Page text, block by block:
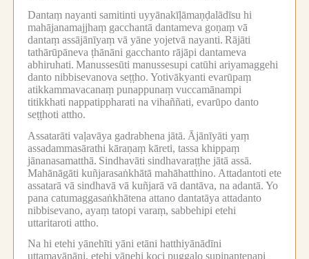
Dantaṃ nayanti samitinti uyyānakīḷāmaṇḍalādīsu hi
mahājanamajjhaṃ gacchantā dantameva goṇaṃ vā
dantaṃ assājānīyaṃ vā yāne yojetvā nayanti. Rājāti
tathārūpāneva ṭhānāni gacchanto rājāpi dantameva
abhiruhati. Manussesūti manussesupi catūhi ariyamaggehi
danto nibbisevanova seṭṭho. Yotivākyanti evarūpaṃ
atikkammavacanaṃ punappunaṃ vuccamānampi
titikkhati nappatippharati na vihaññati, evarūpo danto
seṭṭhoti attho.
Assatarāti vaḷavāya gadrabhena jātā. Ājānīyāti yaṃ
assadammasārathi kāraṇaṃ kāreti, tassa khippaṃ
jānanasamatthā. Sindhavāti sindhavaraṭṭhe jātā assā.
Mahānāgāti kuñjarasaṅkhātā mahāhatthino. Attadantoti ete
assatarā vā sindhavā vā kuñjarā vā dantāva, na adantā. Yo
pana catumaggasaṅkhātena attano dantatāya attadanto
nibbisevano, ayaṃ tatopi varaṃ, sabbehipi etehi
uttaritaroti attho.
Na hi etehi yānehīti yāni etāni hatthiyānādīni
uttamayānāni, etehi yānehi koci puggalo supinantenapi